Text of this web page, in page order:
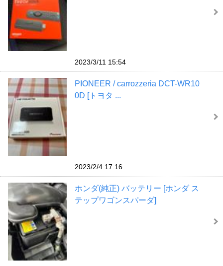
2023/3/11 15:54
PIONEER / carrozzeria DCT-WR10
0D [トヨタ ...
2023/2/4 17:16
ホンダ(純正) バッテリー [ホンダ ス
テップワゴンスパーダ]